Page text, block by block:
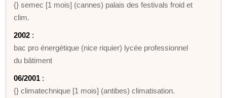
{} semec [1 mois] (cannes) palais des festivals froid et
clim.
2002 :
bac pro énergétique (nice riquier) lycée professionnel
du bâtiment
06/2001 :
{} climatechnique [1 mois] (antibes) climatisation.